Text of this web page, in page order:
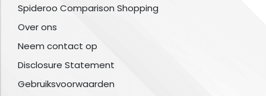
Spideroo Comparison Shopping
Over ons
Neem contact op
Disclosure Statement
Gebruiksvoorwaarden